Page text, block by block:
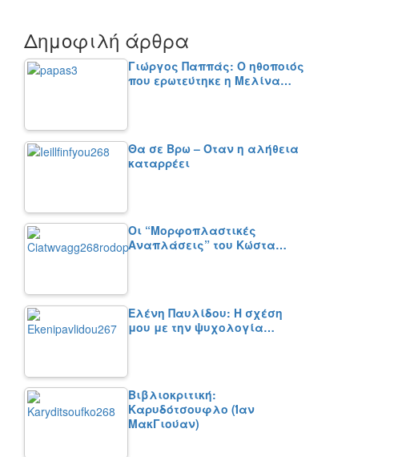
Δημοφιλή άρθρα
Γιώργος Παππάς: Ο ηθοποιός
που ερωτεύτηκε η Μελίνα…
Θα σε Βρω – Όταν η αλήθεια
καταρρέει
Οι “Μορφοπλαστικές
Αναπλάσεις” του Κώστα…
Ελένη Παυλίδου: Η σχέση
μου με την ψυχολογία…
Βιβλιοκριτική:
Καρυδότσουφλο (Ίαν
ΜακΓιούαν)